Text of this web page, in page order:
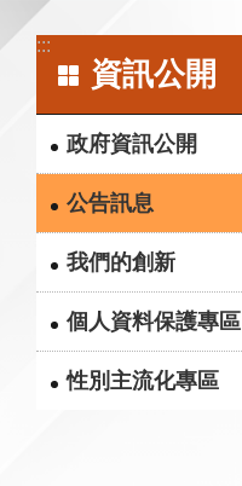
:::
資訊公開
政府資訊公開
公告訊息
我們的創新
個人資料保護專區
性別主流化專區